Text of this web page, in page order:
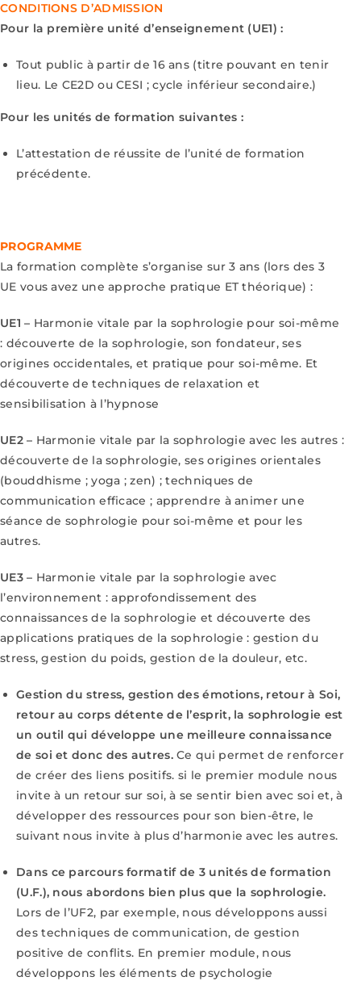
CONDITIONS D’ADMISSION
Pour la première unité d’enseignement (UE1) :
Tout public à partir de 16 ans (titre pouvant en tenir
lieu. Le CE2D ou CESI ; cycle inférieur secondaire.)
Pour les unités de formation suivantes :
L’attestation de réussite de l’unité de formation
précédente.
PROGRAMME
La formation complète s’organise sur 3 ans (lors des 3
UE vous avez une approche pratique ET théorique) :
UE1 – Harmonie vitale par la sophrologie pour soi-même
: découverte de la sophrologie, son fondateur, ses
origines occidentales, et pratique pour soi-même. Et
découverte detechniques de relaxation et
sensibilisation à l’hypnose
UE2 – Harmonie vitale par la sophrologie avec les autres :
découverte de la sophrologie,ses origines orientales
(bouddhisme ; yoga ; zen) ; techniques de
communication efficace ; apprendre à animer une
séance de sophrologie pour soi-même et pour les
autres.
UE3 – Harmonie vitale par la sophrologie avec
l’environnement : approfondissement des
connaissances de la sophrologie et découverte des
applications pratiques de la sophrologie : gestion du
stress, gestion du poids, gestion de la douleur, etc.
Gestion du stress, gestion des émotions, retour à Soi,
retour au corps détente de l’esprit, la sophrologie est
un outil qui développe une meilleure connaissance
de soi et donc des autres.Ce qui permet de renforcer
de créer des liens positifs. si le premier module nous
invite à un retour sur soi, à se sentir bien avec soi et, à
développer des ressources pour son bien-être, le
suivant nous invite à plus d’harmonie avec les autres.
Dans ce parcours formatif de 3 unités de formation
(U.F.), nous abordons bien plus que la sophrologie.
Lors de l’UF2, par exemple, nous développons aussi
des techniques de communication, de gestion
positive de conflits. En premier module, nous
développons les éléments de psychologie